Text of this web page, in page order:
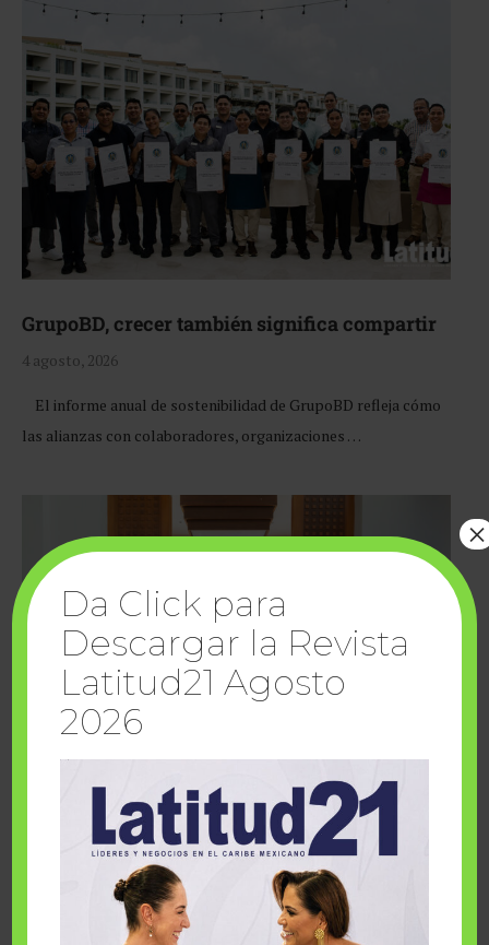
GrupoBD, crecer también significa compartir
4 agosto, 2026
El informe anual de sostenibilidad de GrupoBD refleja cómo
las alianzas con colaboradores, organizaciones …
Cuando la solidaridad inspira; cumplen
sueños Fairmont Mayakoba y Make-A-Wish
Da Click para
Descargar la Revista
Latitud21 Agosto
2026
×